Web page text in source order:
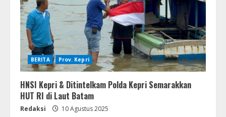
BERITA Prov. Kepri
HNSI Kepri & Ditintelkam Polda Kepri Semarakkan
HUT RI di Laut Batam
Redaksi 10 Agustus 2025